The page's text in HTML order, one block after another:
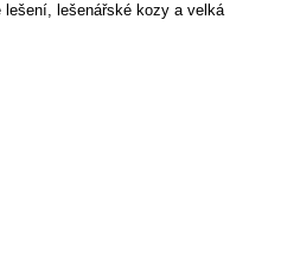
lešenářské kozy a velká